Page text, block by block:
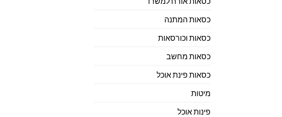
כסאות המתנה
כסאות וכורסאות
כסאות מחשב
כסאות פינת אוכל
מיטות
פינות אוכל